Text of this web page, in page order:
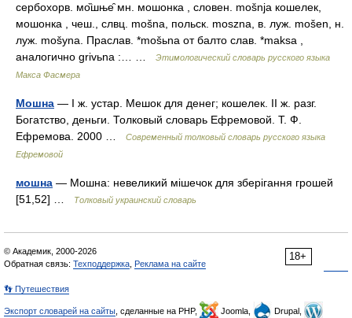
сербохорв. мо̏шње̑ мн. мошонка , словен. mošnjа кошелек,
мошонка , чеш., слвц. mоšnа, польск. moszna, в. луж. mоšеn, н.
луж. mоšуnа. Праслав. *mоšьnа от балто слав. *maksa ,
аналогично grivьna :… …
Этимологический словарь русского языка
Макса Фасмера
Мошна — I ж. устар. Мешок для денег; кошелек. II ж. разг.
Богатство, деньги. Толковый словарь Ефремовой. Т. Ф.
Ефремова. 2000 …
Современный толковый словарь русского языка
Ефремовой
мошна — Мошна: невеликий мішечок для зберігання грошей
[51,52] …
Толковый украинский словарь
18+
© Академик, 2000-2026
Обратная связь: Техподдержка Реклама на сайте
👣 Путешествия
Экспорт словарей на сайты , сделанные на PHP, Joomla,
Drupal,